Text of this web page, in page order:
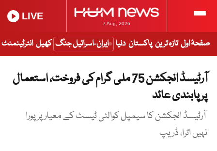
7 Aug, 2026
LIVE
صفحۂ اول تازہ ترین پاکستان دنیا ایران-اسرائیل جنگ کھیل انٹرٹینمنٹ
آرٹیسڈ انجکشن 75 ملی گرام کی فروخت، استعمال
پر پابندی عائد
آرٹیسڈ انجکشن کا سیمپل کوالٹی ٹیسٹ کے معیار پر پورا
نہیں اترا، ڈریپ